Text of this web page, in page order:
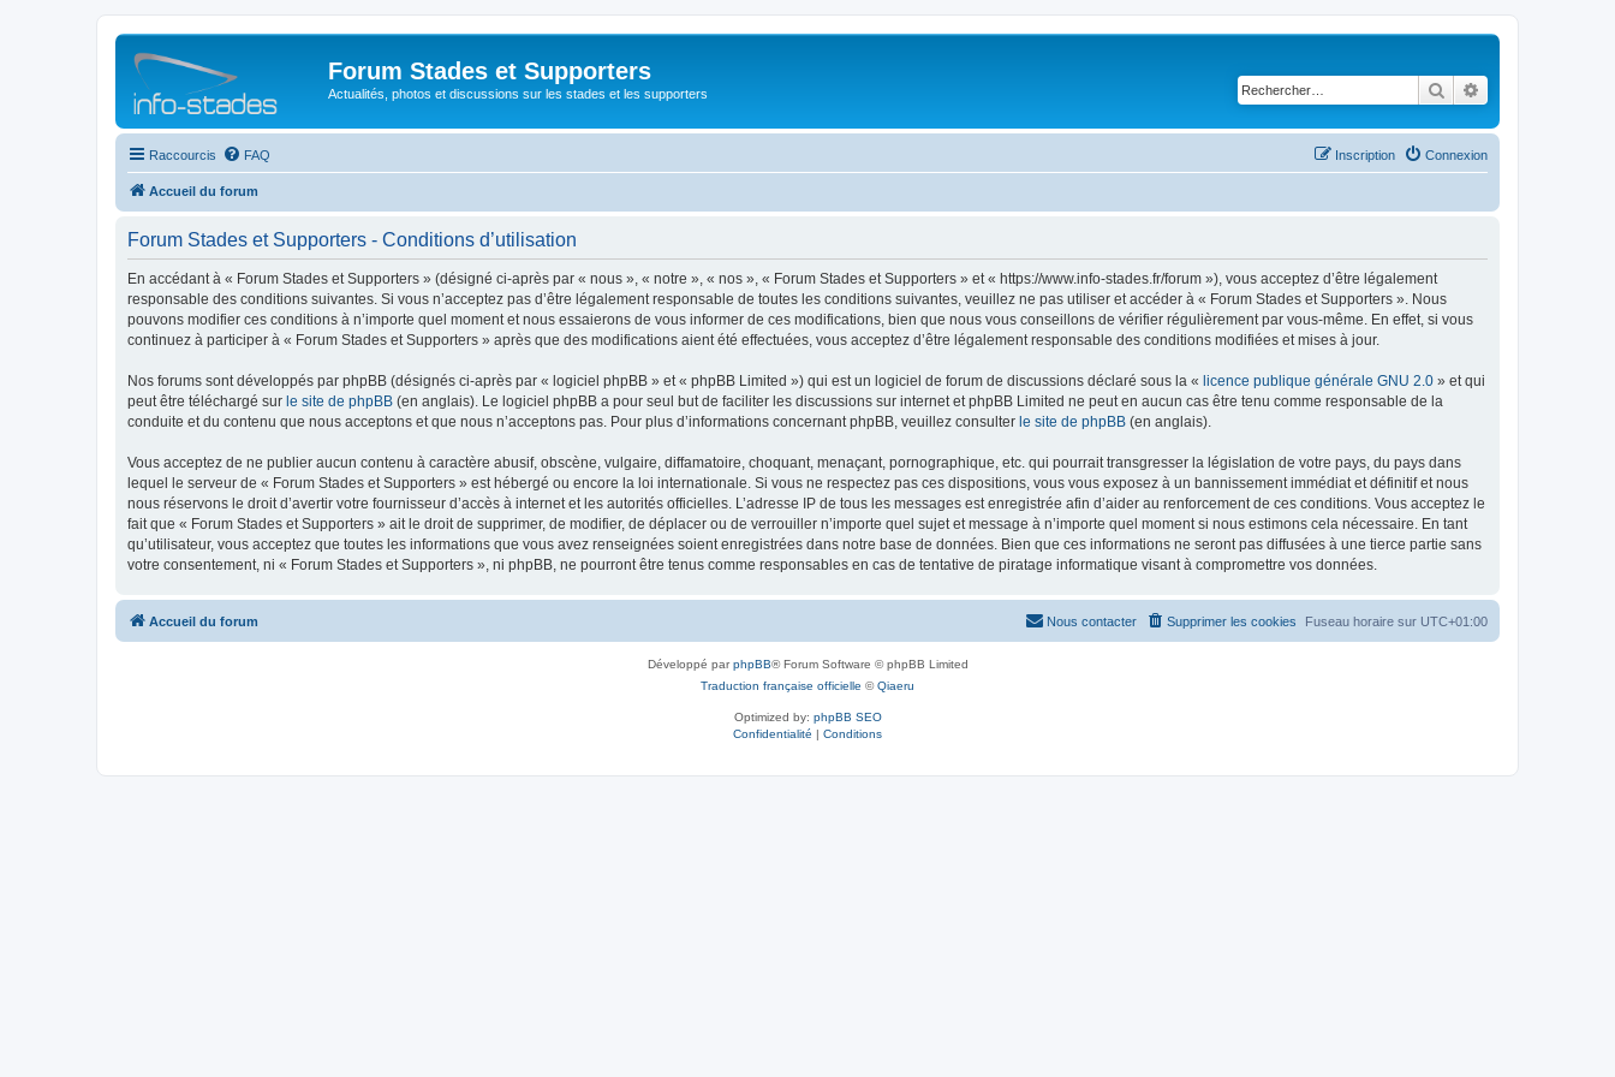
Forum Stades et Supporters
Actualités, photos et discussions sur les stades et les supporters Rechercher
Raccourcis FAQ Connexion
Inscription
Accueil du forum
Forum Stades et Supporters - Conditions d’utilisation
En accédant à « Forum Stades et Supporters » (désigné ci-après par « nous », « notre », « nos », « Forum Stades et Supporters » et « https://www.info-stades.fr/forum »), vous acceptez d’être légalement
responsable des conditions suivantes. Si vous n’acceptez pas d’être légalement responsable de toutes les conditions suivantes, veuillez ne pas utiliser et accéder à « Forum Stades et Supporters ». Nous
pouvons modifier ces conditions à n’importe quel moment et nous essaierons de vous informer de ces modifications, bien que nous vous conseillons de vérifier régulièrement par vous-même. En effet, si vous
continuez à participer à « Forum Stades et Supporters » après que des modifications aient été effectuées, vous acceptez d’être légalement responsable des conditions modifiées et mises à jour.
Nos forums sont développés par phpBB (désignés ci-après par « logiciel phpBB » et « phpBB Limited ») qui est un logiciel de forum de discussions déclaré sous la « licence publique générale GNU 2.0 » et qui
peut être téléchargé sur le site de phpBB (en anglais). Le logiciel phpBB a pour seul but de faciliter les discussions sur internet et phpBB Limited ne peut en aucun cas être tenu comme responsable de la
conduite et du contenu que nous acceptons et que nous n’acceptons pas. Pour plus d’informations concernant phpBB, veuillez consulter le site de phpBB (en anglais).
Vous acceptez de ne publier aucun contenu à caractère abusif, obscène, vulgaire, diffamatoire, choquant, menaçant, pornographique, etc. qui pourrait transgresser la législation de votre pays, du pays dans
lequel le serveur de « Forum Stades et Supporters » est hébergé ou encore la loi internationale. Si vous ne respectez pas ces dispositions, vous vous exposez à un bannissement immédiat et définitif et nous
nous réservons le droit d’avertir votre fournisseur d’accès à internet et les autorités officielles. L’adresse IP de tous les messages est enregistrée afin d’aider au renforcement de ces conditions. Vous acceptez le
fait que « Forum Stades et Supporters » ait le droit de supprimer, de modifier, de déplacer ou de verrouiller n’importe quel sujet et message à n’importe quel moment si nous estimons cela nécessaire. En tant
qu’utilisateur, vous acceptez que toutes les informations que vous avez renseignées soient enregistrées dans notre base de données. Bien que ces informations ne seront pas diffusées à une tierce partie sans
votre consentement, ni « Forum Stades et Supporters », ni phpBB, ne pourront être tenus comme responsables en cas de tentative de piratage informatique visant à compromettre vos données.
Accueil du forum Fuseau horaire sur UTC+01:00
Supprimer les cookies
Nous contacter
Développé parphpBB® Forum Software © phpBB Limited
Traduction française officielle ©Qiaeru
Optimized by: phpBB SEO
Confidentialité | Conditions